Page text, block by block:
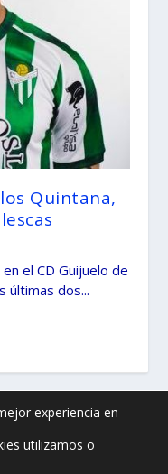
Quintana,
el CD Guijuelo de
últimas dos...
experiencia en
utilizamos o